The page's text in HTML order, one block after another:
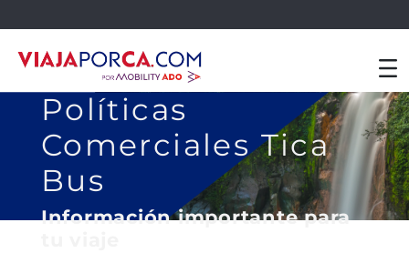
Políticas
Comerciales Tica
Bus
Información importante para